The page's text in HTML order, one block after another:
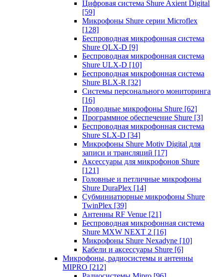
Цифровая система Shure Axient Digital
[59]
Микрофоны Shure серии Microflex
[128]
Беспроводная микрофонная система
Shure QLX-D [9]
Беспроводная микрофонная система
Shure ULX-D [10]
Беспроводная микрофонная система
Shure BLX-R [32]
Системы персонального мониторинга
[16]
Проводные микрофоны Shure [62]
Программное обеспечение Shure [3]
Беспроводная микрофонная система
Shure SLX-D [34]
Микрофоны Shure Motiv Digital для
записи и трансляций [17]
Аксессуары для микрофонов Shure
[121]
Головные и петличные микрофоны
Shure DuraPlex [14]
Субминиатюрные микрофоны Shure
TwinPlex [39]
Антенны RF Venue [21]
Беспроводная микрофонная система
Shure MXW NEXT 2 [16]
Микрофоны Shure Nexadyne [10]
Кабели и аксессуары Shure [6]
Микрофоны, радиосистемы и антенны
MIPRO [212]